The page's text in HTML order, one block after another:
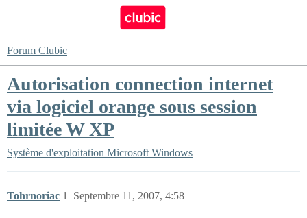
Forum Clubic
Autorisation connection internet
via logiciel orange sous session
limitée W XP
Système d'exploitation Microsoft Windows
Tohrnoriac Septembre 11, 2007, 4:58
1